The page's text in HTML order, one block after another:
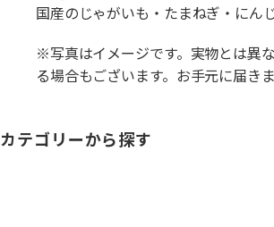
国産のじゃがいも・たまねぎ・にん
※写真はイメージです。実物とは異
る場合もございます。お手元に届き
カテゴリーから探す